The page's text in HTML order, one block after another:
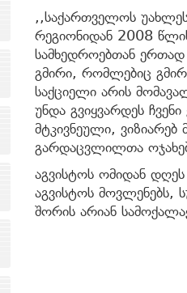
,,საქართველოს უახლეს
რეგიონიდან 2008
სამხედროებთან ერთად
გმირი, რომლებიც
საქციელი არის
უნდა გვიყვარდეს
მტკივნეული,
გარდაცვლილთა
აგვისტოს ომიდან
აგვისტოს მოვლენებს,
შორის არიან